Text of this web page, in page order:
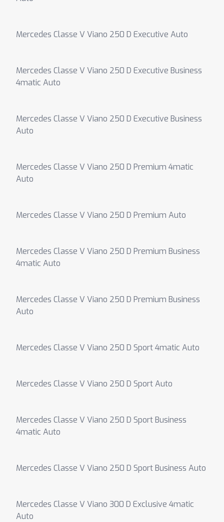
Mercedes Classe V Viano 250 D Executive Auto
Mercedes Classe V Viano 250 D Executive Business
4matic Auto
Mercedes Classe V Viano 250 D Executive Business
Auto
Mercedes Classe V Viano 250 D Premium 4matic
Auto
Mercedes Classe V Viano 250 D Premium Auto
Mercedes Classe V Viano 250 D Premium Business
4matic Auto
Mercedes Classe V Viano 250 D Premium Business
Auto
Mercedes Classe V Viano 250 D Sport 4matic Auto
Mercedes Classe V Viano 250 D Sport Auto
Mercedes Classe V Viano 250 D Sport Business
4matic Auto
Mercedes Classe V Viano 250 D Sport Business Auto
Mercedes Classe V Viano 300 D Exclusive 4matic
Auto